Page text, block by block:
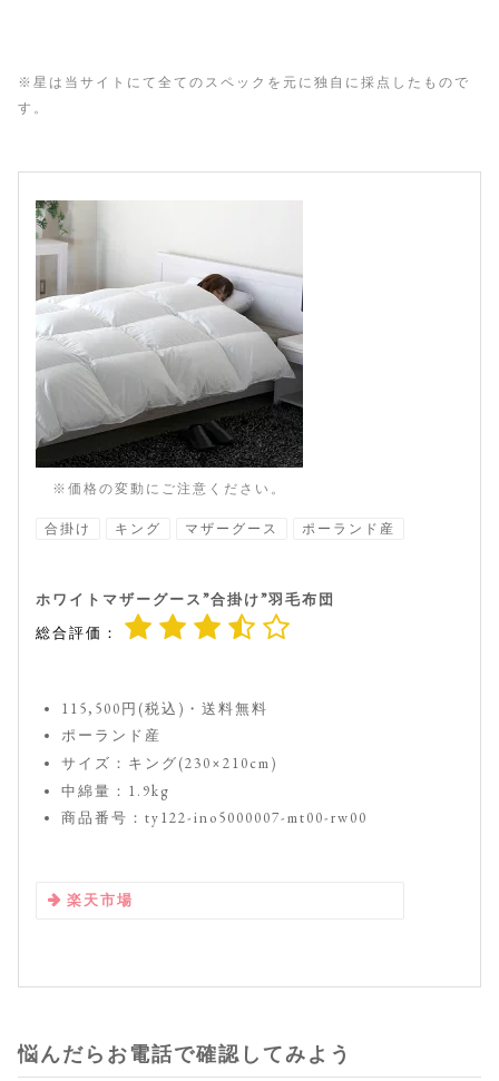
※星は当サイトにて全てのスペックを元に独自に採点したもので
す。
※価格の変動にご注意ください。
合掛け キング マザーグース ポーランド産
ホワイトマザーグース”合掛け”羽毛布団
総合評価：
115,500円(税込)・送料無料
ポーランド産
サイズ：キング(230×210cm)
中綿量：1.9kg
商品番号：ty122-ino5000007-mt00-rw00
楽天市場
悩んだらお電話で確認してみよう